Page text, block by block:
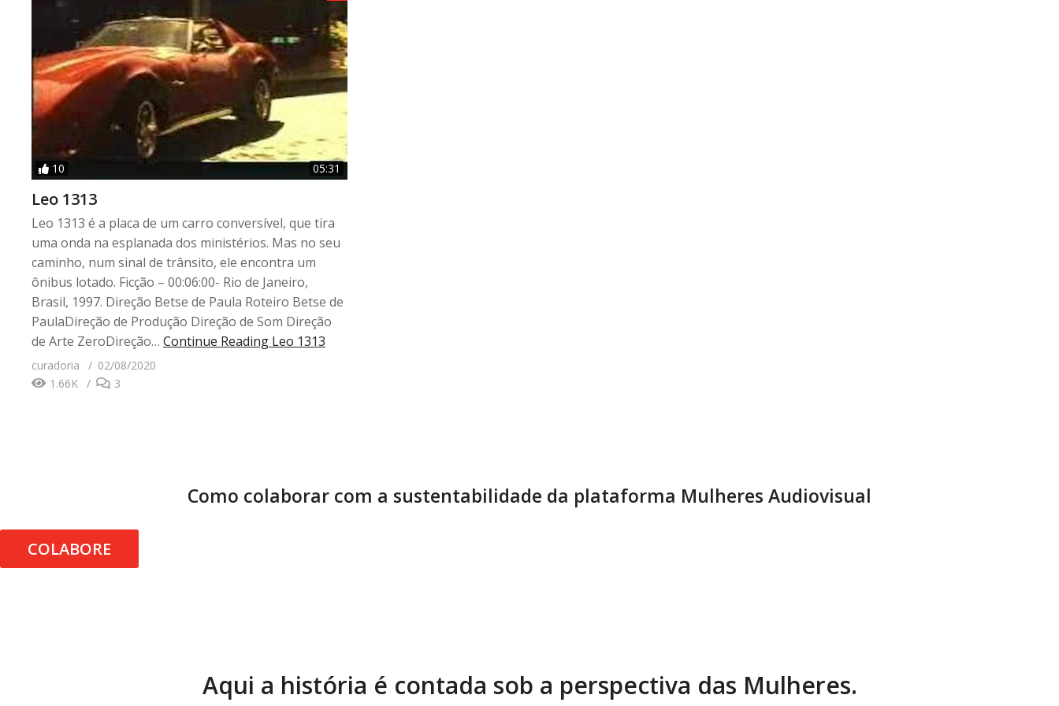
10 05:31
Leo 1313
Leo 1313 é a placa de um carro conversível, que tira
uma onda na esplanada dos ministérios. Mas no seu
caminho, num sinal de trânsito, ele encontra um
ônibus lotado. Ficção – 00:06:00- Rio de Janeiro,
Brasil, 1997. Direção Betse de Paula Roteiro Betse de
PaulaDireção de Produção Direção de Som Direção
de Arte ZeroDireção… Continue Reading Leo 1313
curadoria
02/08/2020
1.66K
3
Como colaborar com a sustentabilidade da plataforma Mulheres Audiovisual
COLABORE
Aqui a história é contada sob a perspectiva das Mulheres.